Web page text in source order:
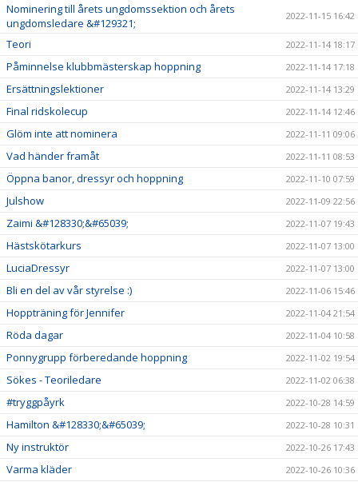
Nominering till årets ungdomssektion och årets
ungdomsledare &#129321;
2022-11-15 16:42
Teori 2022-11-14 18:17
Påminnelse klubbmästerskap hoppning 2022-11-14 17:18
Ersättningslektioner 2022-11-14 13:29
Final ridskolecup 2022-11-14 12:46
Glöm inte att nominera 2022-11-11 09:06
Vad händer framåt 2022-11-11 08:53
Öppna banor, dressyr och hoppning 2022-11-10 07:59
Julshow 2022-11-09 22:56
Zaimi &#128330;&#65039; 2022-11-07 19:43
Hästskötarkurs 2022-11-07 13:00
LuciaDressyr 2022-11-07 13:00
Bli en del av vår styrelse :) 2022-11-06 15:46
Hoppträning för Jennifer 2022-11-04 21:54
Röda dagar 2022-11-04 10:58
Ponnygrupp förberedande hoppning 2022-11-02 19:54
Sökes - Teoriledare 2022-11-02 06:38
#tryggpåyrk 2022-10-28 14:59
Hamilton &#128330;&#65039; 2022-10-28 10:31
Ny instruktör 2022-10-26 17:43
Varma kläder 2022-10-26 10:36